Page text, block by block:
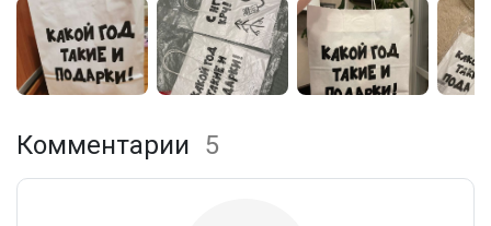
Комментарии 5